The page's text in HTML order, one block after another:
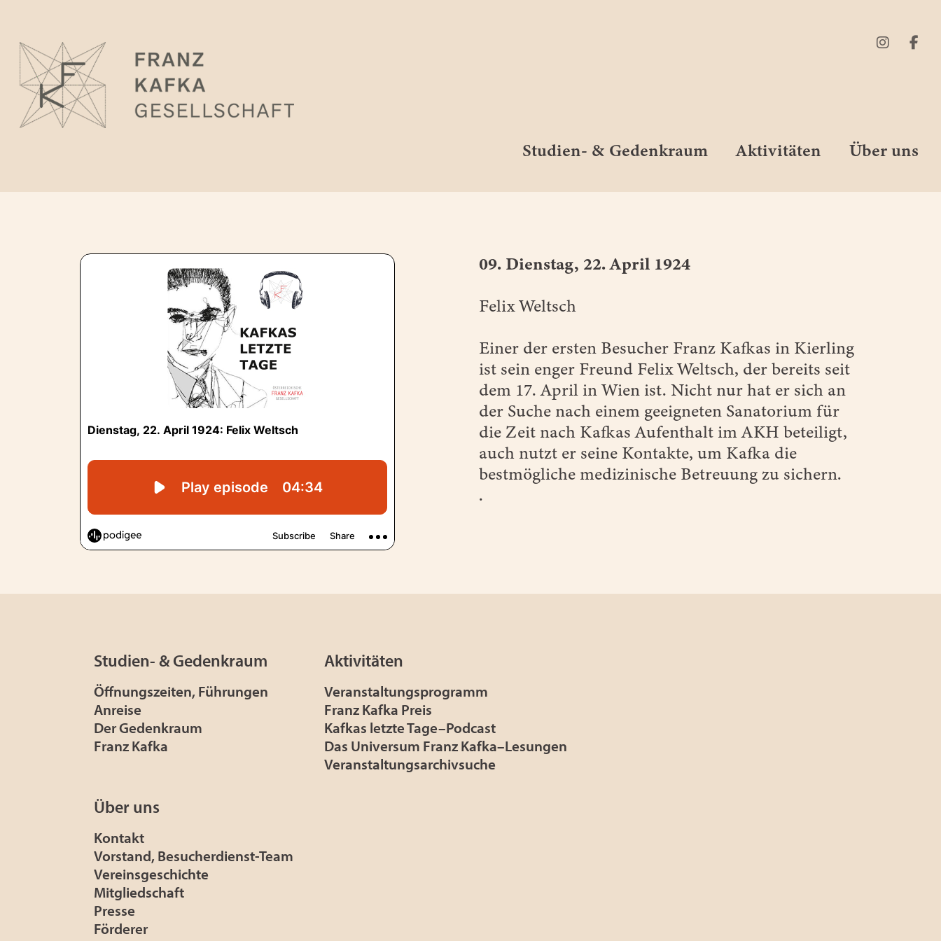
Studien- & Gedenkraum Aktivitäten Über uns
09. Dienstag, 22. April 1924
Felix Weltsch
Einer der ersten Besucher Franz Kafkas in Kierling
ist sein enger Freund Felix Weltsch, der bereits seit
dem 17. April in Wien ist. Nicht nur hat er sich an
der Suche nach einem geeigneten Sanatorium für
die Zeit nach Kafkas Aufenthalt im AKH beteiligt,
auch nutzt er seine Kontakte, um Kafka die
bestmögliche medizinische Betreuung zu sichern.
.
Studien- & Gedenkraum
Öffnungszeiten, Führungen
Anreise
Der Gedenkraum
Franz Kafka
Aktivitäten
Veranstaltungsprogramm
Franz Kafka Preis
Kafkas letzte Tage–Podcast
Das Universum Franz Kafka–Lesungen
Veranstaltungsarchivsuche
Über uns
Kontakt
Vorstand, Besucherdienst-Team
Vereinsgeschichte
Mitgliedschaft
Presse
Förderer